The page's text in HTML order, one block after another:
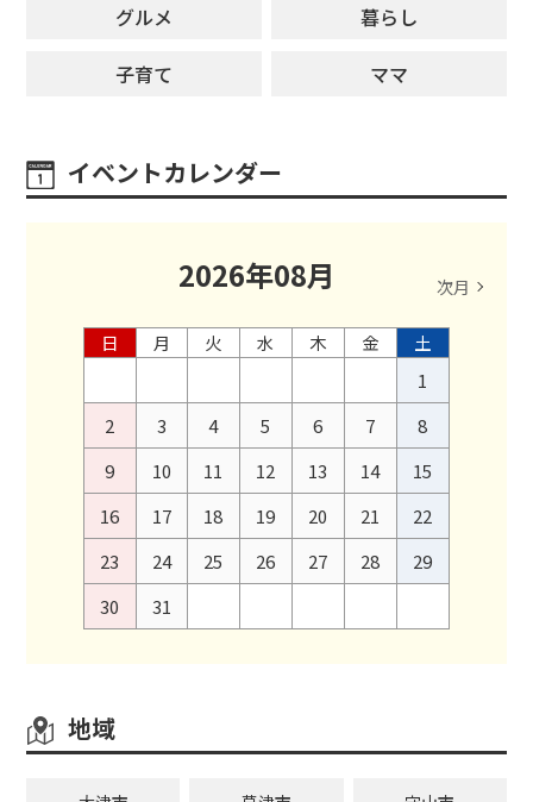
グルメ
暮らし
子育て
ママ
イベントカレンダー
2026年08月 次月
日 月 火 水 木 金
土
1
2
3 4 5 6 7
8
9
10 11 12 13 14
15
16
17 18 19 20 21
22
23
24 25 26 27 28
29
30
31
地域